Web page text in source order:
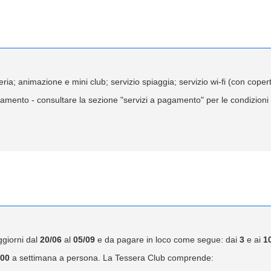
animazione e mini club; servizio spiaggia; servizio wi-fi (con
- consultare la sezione "servizi a pagamento" per le
dal 20/06 al 05/09 e da pagare in loco come segue: dai 3 e ai
a settimana a persona. La Tessera Club comprende: